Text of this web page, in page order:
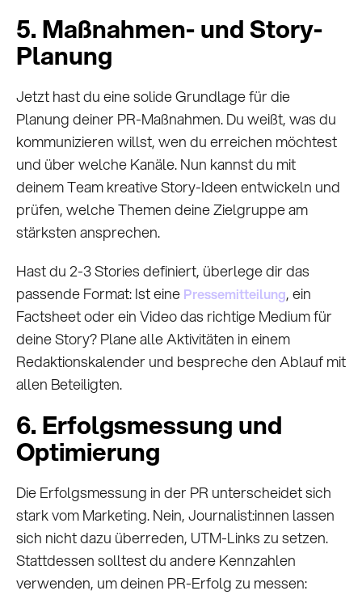
5. Maßnahmen- und Story-
Planung
Jetzt hast du eine solide Grundlage für die
Planung deiner PR-Maßnahmen. Du weißt, was du
kommunizieren willst, wen du erreichen möchtest
und über welche Kanäle. Nun kannst du mit
deinem Team kreative Story-Ideen entwickeln und
prüfen, welche Themen deine Zielgruppe am
stärksten ansprechen.
Hast du 2-3 Stories definiert, überlege dir das
passende Format: Ist eine Pressemitteilung, ein
Factsheet oder ein Video das richtige Medium für
deine Story? Plane alle Aktivitäten in einem
Redaktionskalender und bespreche den Ablauf mit
allen Beteiligten.
6. Erfolgsmessung und
Optimierung
Die Erfolgsmessung in der PR unterscheidet sich
stark vom Marketing. Nein, Journalist:innen lassen
sich nicht dazu überreden, UTM-Links zu setzen.
Stattdessen solltest du andere Kennzahlen
verwenden, um deinen PR-Erfolg zu messen: